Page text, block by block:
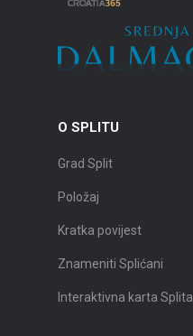
O SPLITU
Grad Split
Položaj
Kratka povijest
Znameniti Splićani
Interaktivna karta Splita